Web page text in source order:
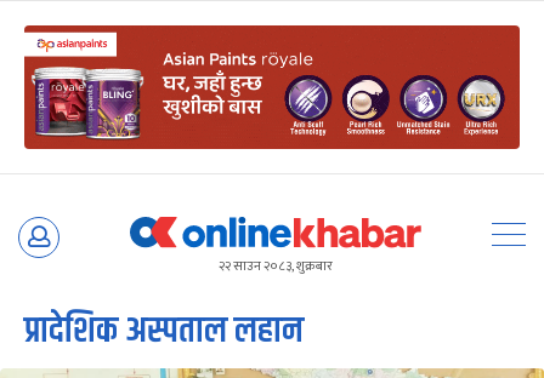
Skip
२२ साउन २०८३, शुक्रबार
प्रादेशिक अस्पताल लहान